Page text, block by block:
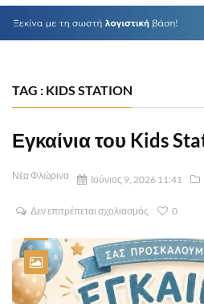
TAG : KIDS STATION
Εγκαίνια του Kids
Νέα Φλώρινα Ιούνιος 9, 2026 11:41
Δεν επιτρέπεται σχολιασμός 0